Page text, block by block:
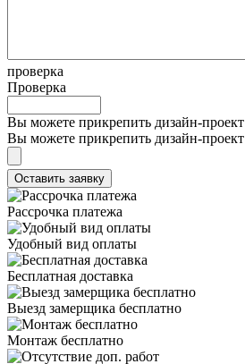
проверка
Проверка
Вы можете прикрепить дизайн-проект
Вы можете прикрепить дизайн-проект
Рассрочка платежа
Удобный вид оплаты
Бесплатная доставка
Выезд замерщика бесплатно
Монтаж бесплатно